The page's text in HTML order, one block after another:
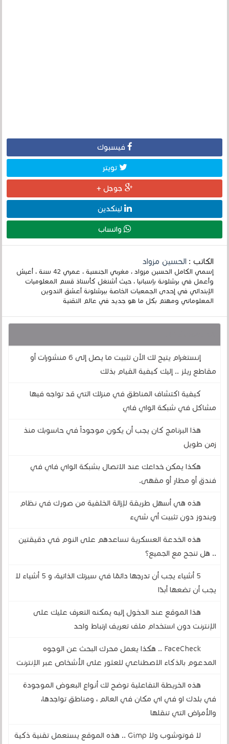
فيسبوك
تويتر
جوجل +
لينكدين
واتساب
الكاتب :الحسين مزواد
إسمي الكامل الحسين مزواد ، مغربي الجنسية ، عمري 42 سنة ، أعيش
وأعمل في برشلونة بإسبانيا ، حيث أشتغل كأستاذ قسم المعلوميات
الإبتدائي في إحدى الجمعيات الخاصة ببرشلونة أعشق التدوين
المعلوماتي ومهتم بكل ما هو جديد في عالم التقنية
إنستغرام يتيح لك الآن تثبيت ما يصل إلى 6 منشورات أو
مقاطع ريلز .. إليك كيفية القيام بذلك
كيفية اكتشاف المناطق في منزلك التي قد تواجه فيها
مشاكل في شبكة الواي فاي
هذا البرنامج كان يجب أن يكون موجوداً في حاسوبك منذ
زمن طويل
هكذا يمكن خداعك عند الاتصال بشبكة الواي فاي في
فندق أو مطار أو مقهى.
هذه هي أسهل طريقة لإزالة الخلفية من صورك في نظام
ويندوز دون تثبيت أي شيء
هذه الخدعة العسكرية تساعدهم على النوم في دقيقتين
.. هل تنجح مع الجميع؟
5 أشياء يجب أن تدرجها دائمًا في سيرتك الذاتية، و 5 أشياء لا
يجب أن تضعها أبدًا
هذا الموقع عند الدخول إليه يمكنه التعرف عليك على
الإنترنت دون استخدام ملف تعريف ارتباط واحد
FaceCheck .. هكذا يعمل محرك البحث عن الوجوه
المدعوم بالذكاء الاصطناعي للعثور على الأشخاص عبر الإنترنت
هذه الخريطة التفاعلية توضح لك أنواع البعوض الموجودة
في بلدك او في اي مكان في العالم ، ومناطق تواجدها،
والأمراض التي تنقلها
لا فوتوشوب ولا Gimp .. هذه الموقع يستعمل تقنية ذكية